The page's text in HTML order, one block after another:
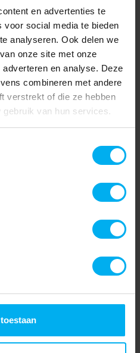
en advertenties te
voor social media te bieden
analyseren. Ook delen we
onze site met onze
en analyse. Deze
combineren met andere
verstrekt of die ze hebben
van hun services.